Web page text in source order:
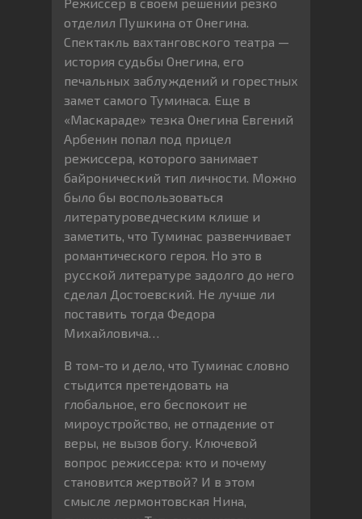
отделил Пушкина от Онегина.
Спектакль вахтанговского театра —
история судьбы Онегина, его
печальных заблуждений и горестных
замет самого Туминаса. Еще в
«Маскараде» тезка Онегина Евгений
Арбенин попал под прицел
режиссера, которого занимает
байронический тип личности. Можно
было бы воспользоваться
литературоведческим клише и
заметить, что Туминас развенчивает
романтического героя. Но это в
русской литературе задолго до него
сделал Достоевский. Не лучше ли
поставить тогда Федора
Михайловича…
В том-то и дело, что Туминас словно
стыдится претендовать на
глобальное, его беспокоит не
мироустройство, не отпадение от
веры, не вызов богу. Ключевой
вопрос режиссера: кто и почему
становится жертвой? И в этом
смысле лермонтовская Нина,